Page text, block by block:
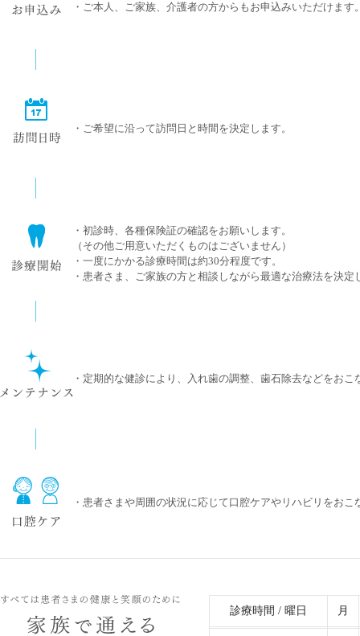
・ご本人、ご家族、介護者の方からもお申込みいただけます
・ご希望に沿って訪問日と時間を決定します。
・初診時、各種保険証の確認をお願いします。
（その他ご用意いただくものはございません）
・一度にかかる診療時間は約30分程度です。
・患者さま、ご家族の方と相談しながら最適な治療法を決定
・定期的な健診により、入れ歯の調整、歯石除去などをおこ
・患者さまや周囲の状況に応じて口腔ケアやリハビリをおこ
診療時間 / 曜日 月